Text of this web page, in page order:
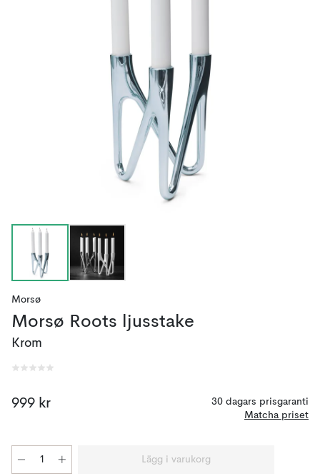
Morsø
Morsø Roots ljusstake
Krom
999 kr
30 dagars prisgaranti
Matcha priset
Lägg i varukorg